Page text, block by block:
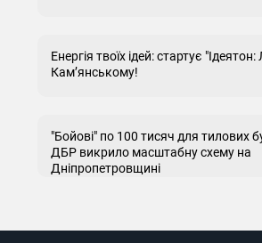
Енергія твоїх ідей: стартує "Ідеятон:
Кам’янському!
"Бойові" по 100 тисяч для тилових
ДБР викрило масштабну схему на
Дніпропетровщині